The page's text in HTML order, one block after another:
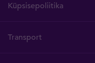
Küpsisepoliitika
Transport